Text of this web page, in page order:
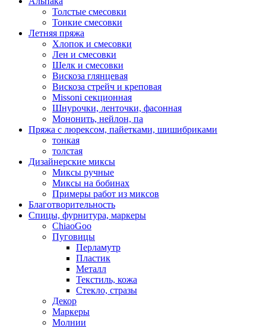
Толстые смесовки
Тонкие смесовки
Летняя пряжа
Хлопок и смесовки
Лен и смесовки
Шелк и смесовки
Вискоза глянцевая
Вискоза стрейч и креповая
Missoni секционная
Шнурочки, ленточки, фасонная
Мононить, нейлон, па
Пряжа с люрексом, пайетками, шишибриками
тонкая
толстая
Дизайнерские миксы
Миксы ручные
Миксы на бобинах
Примеры работ из миксов
Благотворительность
Спицы, фурнитура, маркеры
ChiaoGoo
Пуговицы
Перламутр
Пластик
Металл
Текстиль, кожа
Стекло, стразы
Декор
Маркеры
Молнии